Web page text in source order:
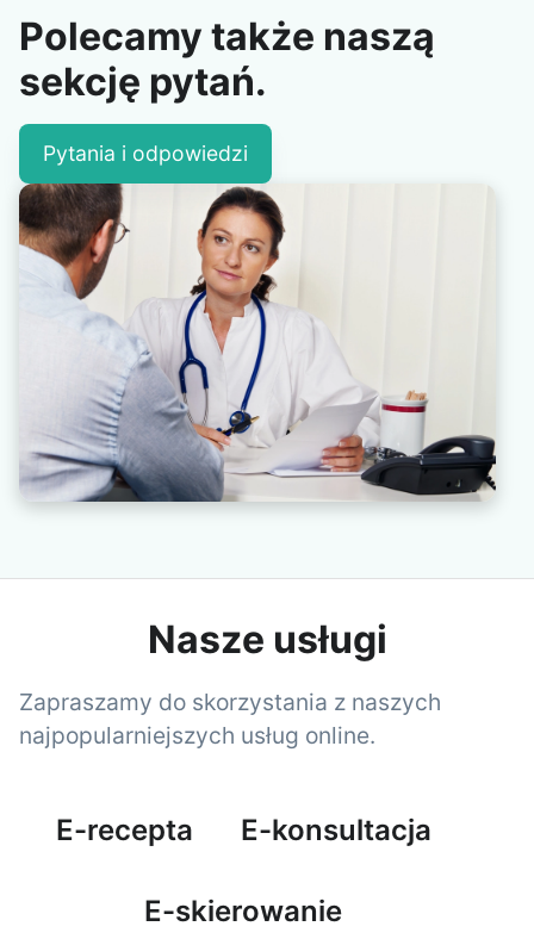
Polecamy także naszą
sekcję pytań.
Pytania i odpowiedzi
Nasze usługi
Zapraszamy do skorzystania z naszych
najpopularniejszych usług online.
E-recepta E-konsultacja
E-skierowanie